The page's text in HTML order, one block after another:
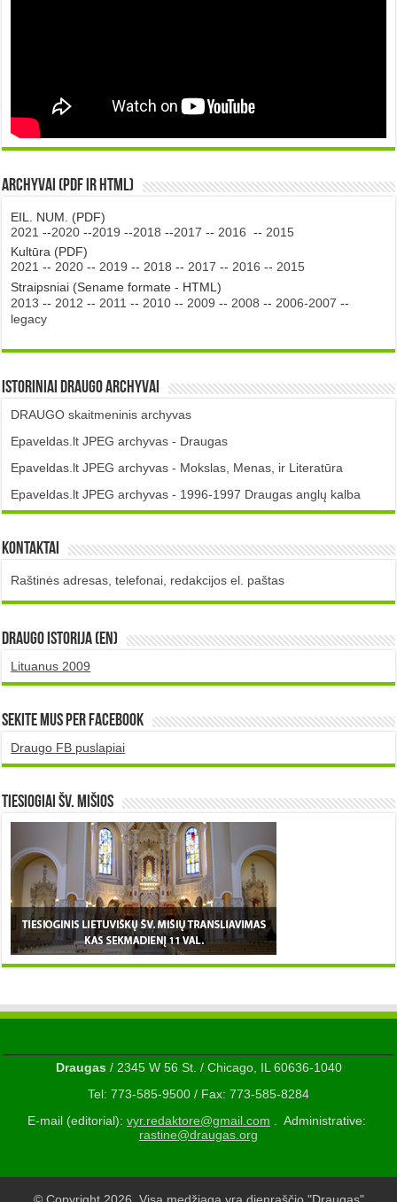
Archyvai (PDF ir HTML)
EIL. NUM. (PDF)
2021 --2020 --2019 --2018 --2017 -- 2016 -- 2015
Kultūra (PDF)
2021 -- 2020 -- 2019 -- 2018 -- 2017 -- 2016 -- 2015
Straipsniai (Sename formate - HTML)
2013 -- 2012 -- 2011 -- 2010 -- 2009 -- 2008 -- 2006-2007 --
legacy
Istoriniai DRAUGO Archyvai
DRAUGO skaitmeninis archyvas
Epaveldas.lt JPEG archyvas - Draugas
Epaveldas.lt JPEG archyvas - Mokslas, Menas, ir Literatūra
Epaveldas.lt JPEG archyvas - 1996-1997 Draugas anglų kalba
Kontaktai
Raštinės adresas, telefonai, redakcijos el. paštas
DRAUGO istorija (EN)
Lituanus 2009
Sekite mus per Facebook
Draugo FB puslapiai
TIESIOGIAI šv. MIŠIOS
Draugas/ 2345 W 56 St. / Chicago, IL 60636-1040
Tel: 773-585-9500 / Fax: 773-585-8284
E-mail (editorial): vyr.redaktore@gmail.com . Administrative:
rastine@draugas.org